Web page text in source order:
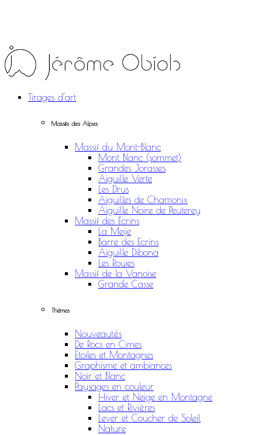
Tirages d’art
Massifs des Alpes
Massif du Mont-Blanc
Mont Blanc (sommet)
Grandes Jorasses
Aiguille Verte
Les Drus
Aiguilles de Chamonix
Aiguille Noire de Peuterey
Massif des Ecrins
La Meije
Barre des Ecrins
Aiguille Dibona
Les Rouies
Massif de la Vanoise
Grande Casse
Thèmes
Nouveautés
De Rocs en Cimes
Etoiles et Montagnes
Graphisme et ambiances
Noir et Blanc
Paysages en couleur
Hiver et Neige en Montagne
Lacs et Rivières
Lever et Coucher de Soleil
Nature